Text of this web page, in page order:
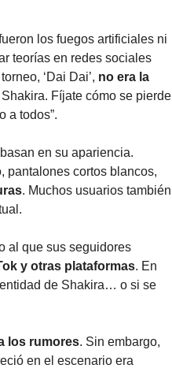
los fuegos artificiales ni
teorías en redes sociales
‘Dai Dai’, no era la
Fíjate cómo se pierde
a todos”.
en su apariencia.
pantalones cortos blancos,
. Muchos usuarios también
al que sus seguidores
y otras plataformas. En
de Shakira… o si se
los rumores. Sin embargo,
en el escenario era